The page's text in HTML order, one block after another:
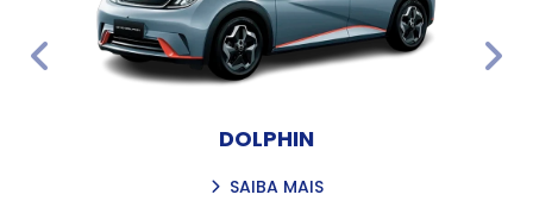
DOLPHIN
SAIBA MAIS
templates.template-